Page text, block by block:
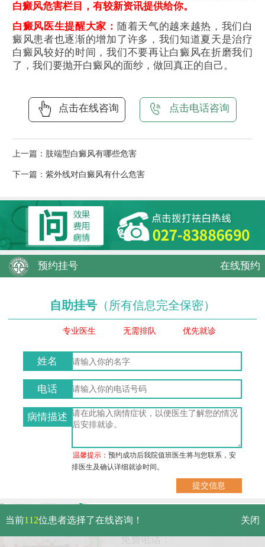
白癜风危害栏目，有较新资讯提供给你。
白癜风医生提醒大家： 随着天气的越来越热，我们白
癜风患者也逐渐的增加了许多，我们知道夏天是治疗
白癜风较好的时间，我们不要再让白癜风在折磨我们
了，我们要抛开白癜风的面纱，做回真正的自己。
点击在线咨询 点击电话咨询
上一篇： 肢端型白癜风有哪些危害
下一篇： 紫外线对白癜风有什么危害
预约挂号 在线预约
自助挂号 （所有信息完全保密）
专业医生 无需排队 优先就诊
姓名
电话
病情描述
温馨提示：预约成功后我院值班医生将与您联系，安
排医生及确认详细就诊时间。
武汉市硚口区解放大道469号附
6（原479号）
免费电话：
当前112位患者选择了在线咨询！ 关闭